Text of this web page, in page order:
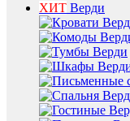
ХИТ Верди